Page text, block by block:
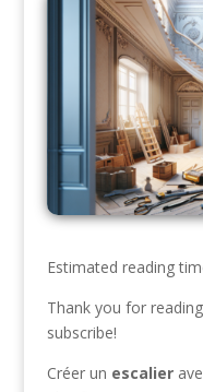
Estimated reading
Thank you for
subscribe!
Créer un escalier